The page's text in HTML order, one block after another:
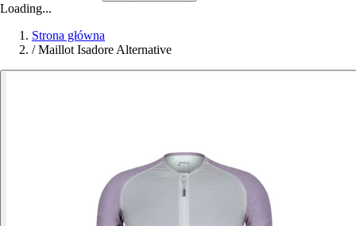
Loading...
Strona główna
/ Maillot Isadore Alternative